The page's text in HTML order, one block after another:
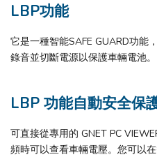
LBP功能
它是一種智能SAFE GUARD功能
錄音並切斷電源以保護車輛電池。
LBP 功能自動安全保
可直接從專用的 GNET PC
頻時可以查看車輛電壓。您可以